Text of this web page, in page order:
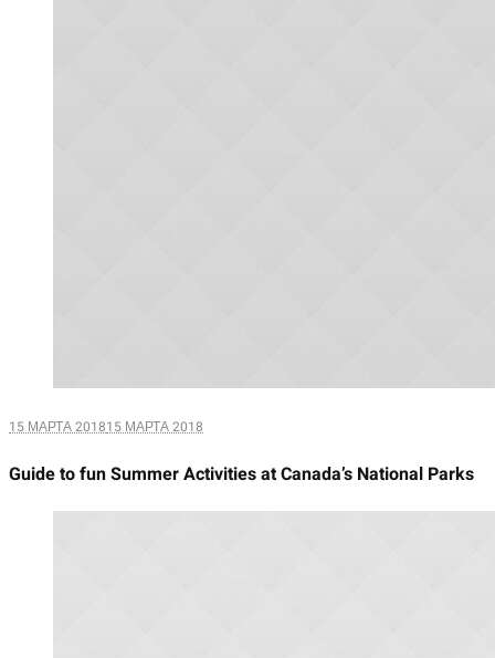
15 МАРТА 201815 МАРТА 2018
Guide to fun Summer Activities at Canada’s National Parks